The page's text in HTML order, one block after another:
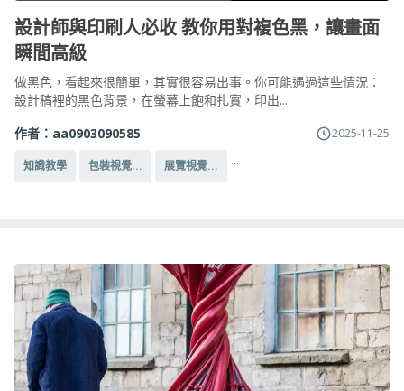
設計師與印刷人必收 教你用對複色黑，讓畫面
瞬間高級
做黑色，看起來很簡單，其實很容易出事。你可能遇過這些情況：
設計稿裡的黑色背景，在螢幕上飽和扎實，印出...
作者： aa0903090585 2025-11-25
知識教學 包裝視覺... 展覽視覺... ...